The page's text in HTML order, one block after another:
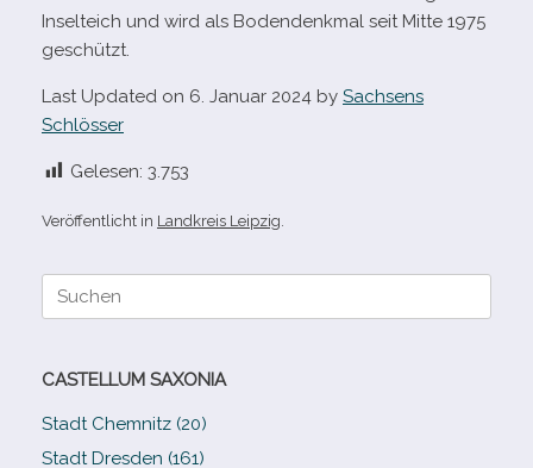
Inselteich und wird als Bodendenkmal seit Mitte 1975
geschützt.
Last Updated on 6. Januar 2024 by Sachsens
Schlösser
Gelesen: 3.753
Veröffentlicht in Landkreis Leipzig
Suche
CASTELLUM SAXONIA
Stadt Chemnitz (20)
Stadt Dresden (161)